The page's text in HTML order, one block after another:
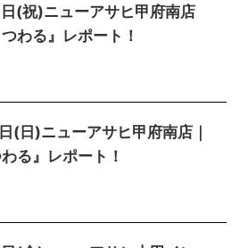
(祝)ニューアサヒ甲府南店
つわる』レポート！
(日)ニューアサヒ甲府南店｜
わる』レポート！